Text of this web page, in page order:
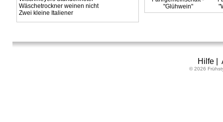
Wäschetrockner weinen nicht
Zwei kleine Italiener
"Glühwein"
Hilfe|
© 2026